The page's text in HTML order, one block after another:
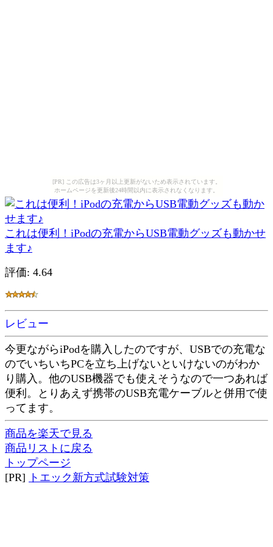
[PR] この広告は3ヶ月以上更新がないため表示されています。
ホームページを更新後24時間以内に表示されなくなります。
これは便利！iPodの充電からUSB電動グッズも動かせ
ます♪
評価: 4.64
レビュー
今更ながらiPodを購入したのですが、USBでの充電な
のでいちいちPCを立ち上げないといけないのがわか
り購入。他のUSB機器でも使えそうなので一つあれば
便利。とりあえず携帯のUSB充電ケーブルと併用で使
ってます。
商品を楽天で見る
商品リストに戻る
トップページ
[PR]
トエック新方式試験対策